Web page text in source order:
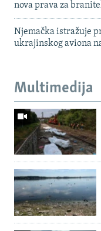
nova prava za
Njemačka istražuje
ukrajinskog aviona
Multimedija